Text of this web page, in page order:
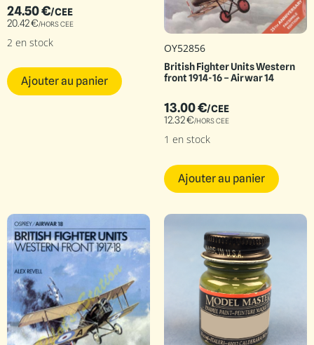
24.50€/CEE
20.42€/HORS CEE
2 en stock
Ajouter au panier
OY52856
British Fighter Units Western
front 1914-16 – Airwar 14
13.00€/CEE
12.32€/HORS CEE
1 en stock
Ajouter au panier